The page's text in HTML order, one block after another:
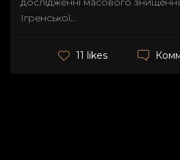
Ігренської...
11 likes